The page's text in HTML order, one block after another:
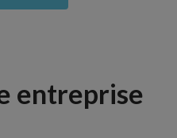
entreprise